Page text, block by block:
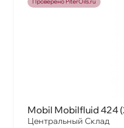
Mobil Mobilfluid 424
Центральный Склад